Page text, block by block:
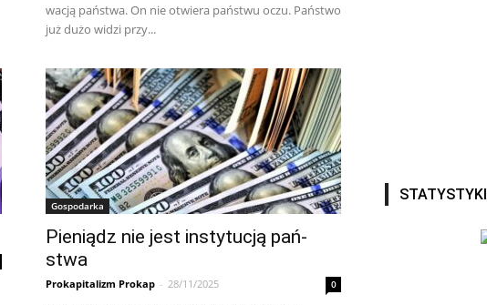
wa­cją pań­stwa. On nie otwie­ra pań­stwu oczu. Pań­stwo
już du­żo wi­dzi przy...
Gospodarka
Pie­nią­dz nie je­st in­sty­tu­cją pań­
stwa
Prokapitalizm Prokap - 28/11/2025 0
STATYSTYKI